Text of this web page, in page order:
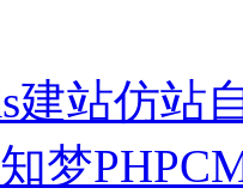
建站仿站
梦